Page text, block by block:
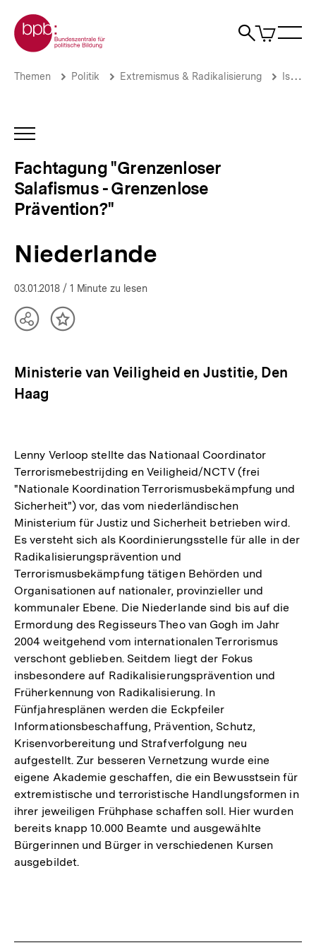
zum
Seiteninhalt
springen
Zur Startseite der bpb
Suche
Artikel
im
Niederlande
Salafismus
Grenzenlose
Prävention?"
bpb.de
Brotkrümelnavigation
Pfadnavigation
Themen Politik Extremismus & Radikalisierung Islamismus
INHALTSNAVIGATION
Fachtagung "Grenzenloser
Salafismus - Grenzenlose
Prävention?"
Niederlande
03.01.2018 / 1 Minute zu lesen
TeilenInhalt
Ministerie van Veiligheid en Justitie, Den
Haag
Lenny Verloop stellte das Nationaal Coordinator
Terrorismebestrijding en Veiligheid/NCTV (frei
"Nationale Koordination Terrorismusbekämpfung und
Sicherheit") vor, das vom niederländischen
Ministerium für Justiz und Sicherheit betrieben wird.
Es versteht sich als Koordinierungsstelle für alle in der
Radikalisierungsprävention und
Terrorismusbekämpfung tätigen Behörden und
Organisationen auf nationaler, provinzieller und
kommunaler Ebene. Die Niederlande sind bis auf die
Ermordung des Regisseurs Theo van Gogh im Jahr
2004 weitgehend vom internationalen Terrorismus
verschont geblieben. Seitdem liegt der Fokus
insbesondere auf Radikalisierungsprävention und
Früherkennung von Radikalisierung. In
Fünfjahresplänen werden die Eckpfeiler
Informationsbeschaffung, Prävention, Schutz,
Krisenvorbereitung und Strafverfolgung neu
aufgestellt. Zur besseren Vernetzung wurde eine
eigene Akademie geschaffen, die ein Bewusstsein für
extremistische und terroristische Handlungsformen in
ihrer jeweiligen Frühphase schaffen soll. Hier wurden
bereits knapp 10.000 Beamte und ausgewählte
Bürgerinnen und Bürger in verschiedenen Kursen
ausgebildet.